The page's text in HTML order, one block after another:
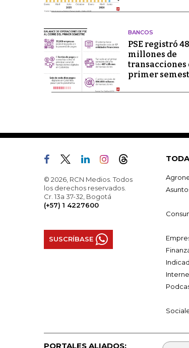
BANCOS
PSE registró
millones de
transacciones
primer
© 2026, RCN Medios. Todos
los derechos reservados.
Cr. 13a 37-32, Bogotá
(+57) 1 4227600
SUSCRÍBASE
PORTALES ALIADOS: